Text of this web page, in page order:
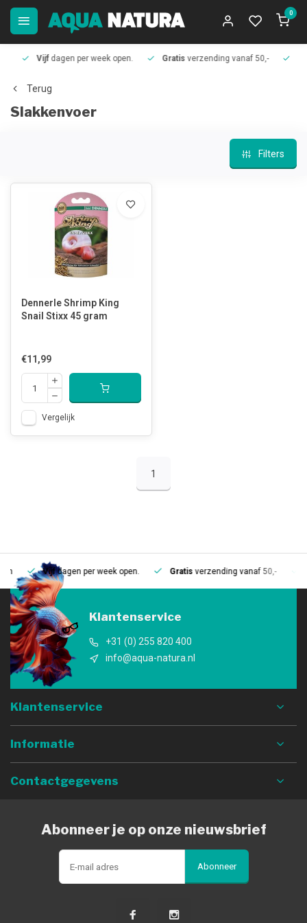
0
Vijfdagen per week open. Gratisverzending vanaf 50,-
Terug
Slakkenvoer
Filters
Dennerle Shrimp King
Snail Stixx 45 gram
€11,99
Vergelijk
1
Vijfdagen per week open. Gratisverzending vanaf 50,-
Klantenservice
+31 (0) 255 820 400
info@aqua-natura.nl
Klantenservice
Informatie
Contactgegevens
Abonneer je op onze nieuwsbrief
Abonneer